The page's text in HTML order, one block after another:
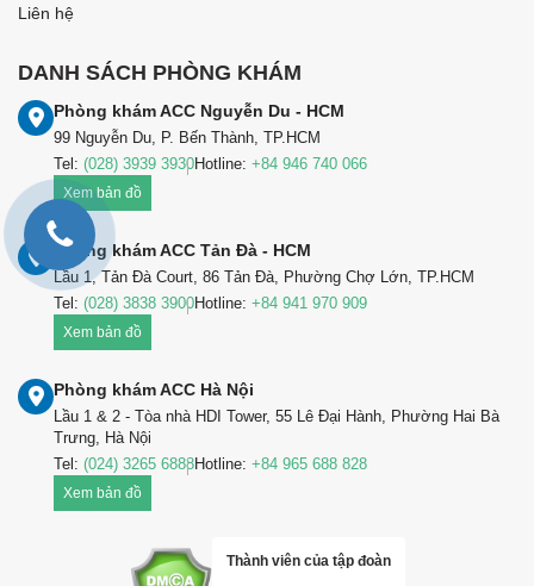
DANH SÁCH PHÒNG KHÁM
Phòng khám ACC Nguyễn Du - HCM
99 Nguyễn Du, P. Bến Thành, TP.HCM
Tel: (028) 3939 3930Hotline: +84 946 740 066
Xem bản đồ
Phòng khám ACC Tản Đà - HCM
Lầu 1, Tản Đà Court, 86 Tản Đà, Phường Chợ Lớn, TP.HCM
Tel: (028) 3838 3900Hotline: +84 941 970 909
Xem bản đồ
Phòng khám ACC Hà Nội
Lầu 1 & 2 - Tòa nhà HDI Tower, 55 Lê Đại Hành, Phường Hai Bà
Trưng, Hà Nội
Tel: (024) 3265 6888Hotline: +84 965 688 828
Xem bản đồ
Liên hệ
Thành viên của tập đoàn